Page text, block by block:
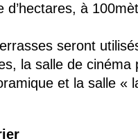
d’hectares, à
seront
la salle de
et la salle «